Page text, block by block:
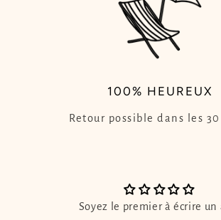
100% HEUREUX
Retour possible dans les
Soyez le premier à écrire un